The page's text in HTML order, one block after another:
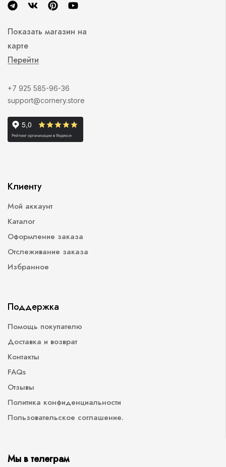
Показать магазин на
карте
Перейти
+7 925 585-96-36
support@cornery.store
Клиенту
Мой аккаунт
Каталог
Оформление заказа
Отслеживание заказа
Избранное
Поддержка
Помощь покупателю
Доставка и возврат
Контакты
FAQs
Отзывы
Политика конфиденциальности
Пользовательское соглашение.
Мы в телеграм